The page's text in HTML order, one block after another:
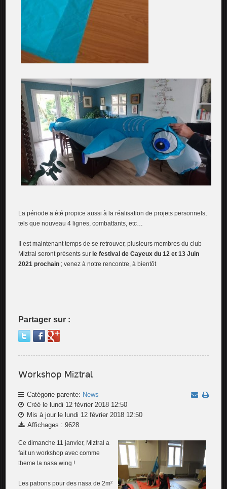
La période a été propice aussi à la réalisation de projets personnels,
tels que nouveau 4 lignes, combattants, etc…
Il est maintenant temps de se retrouver, plusieurs membres du club
Miztral seront présents sur le festival de Cayeux du 12 et 13 Juin
2021 prochain ; venez à notre rencontre, à bientôt
Partager sur :
Workshop Miztral
Catégorie parente: News
Créé le lundi 12 février 2018 12:50
Mis à jour le lundi 12 février 2018 12:50
Affichages : 9628
Ce dimanche 11 janvier, Miztral a
fait un workshop avec comme
theme la nasa wing !
Les patrons pour des nasa de 2m²